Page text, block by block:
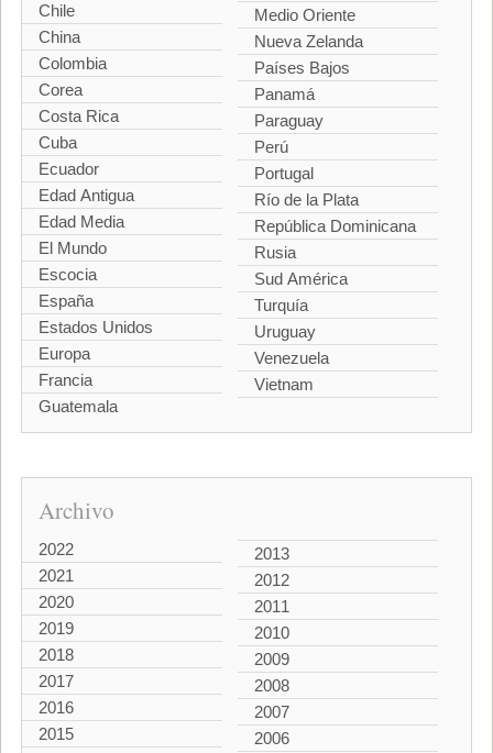
Chile
China
Colombia
Corea
Costa Rica
Cuba
Ecuador
Edad Antigua
Edad Media
El Mundo
Escocia
España
Estados Unidos
Europa
Francia
Guatemala
Medio Oriente
Nueva Zelanda
Países Bajos
Panamá
Paraguay
Perú
Portugal
Río de la Plata
República Dominicana
Rusia
Sud América
Turquía
Uruguay
Venezuela
Vietnam
Archivo
2022
2021
2020
2019
2018
2017
2016
2015
2013
2012
2011
2010
2009
2008
2007
2006